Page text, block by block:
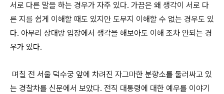
서로 다른 말을 하는 경우가 자주 있다. 가끔은 왜 생각이 서로 다
른 지를 쉽게 이해할 때도 있지만 도무지 이해할 수 없는 경우도 있
다. 아무리 상대방 입장에서 생각을 해보아도 이해 조차 안되는 경
우가 있다.
며칠 전 서울 덕수궁 앞에 차려진 자그마한 분향소를 둘러싸고 있
는 경찰차를 신문에서 보았다. 전직 대통령에 대한 예우를 이야기